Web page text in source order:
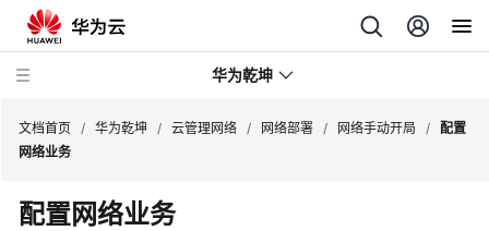
华为乾坤
安
全
文档首页 / 华为乾坤 / 云管理网络 / 网络部署 / 网络手动开局 /
配置
网络业务
配置网络业务